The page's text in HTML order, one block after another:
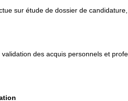
sur étude de dossier de
des acquis personnels et